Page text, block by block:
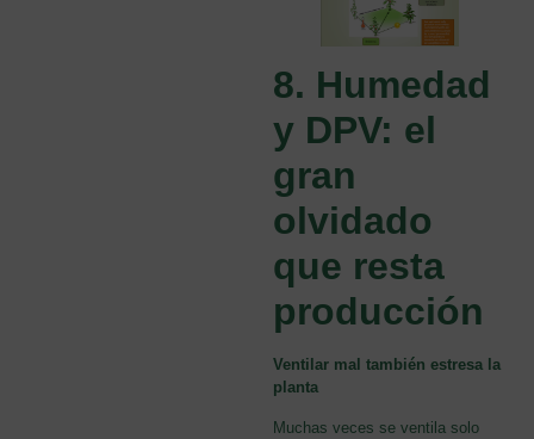
8. Humedad
y DPV: el
gran
olvidado
que resta
producción
Ventilar mal también estresa la
planta
Muchas veces se ventila solo